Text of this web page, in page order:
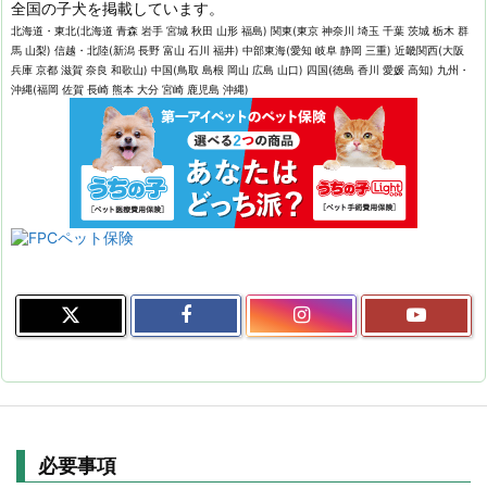
全国の子犬を掲載しています。
北海道・東北(北海道 青森 岩手 宮城 秋田 山形 福島) 関東(東京 神奈川 埼玉 千葉 茨城 栃木 群
馬 山梨) 信越・北陸(新潟 長野 富山 石川 福井) 中部東海(愛知 岐阜 静岡 三重) 近畿関西(大阪
兵庫 京都 滋賀 奈良 和歌山) 中国(鳥取 島根 岡山 広島 山口) 四国(徳島 香川 愛媛 高知) 九州・
沖縄(福岡 佐賀 長崎 熊本 大分 宮崎 鹿児島 沖縄)
必要事項